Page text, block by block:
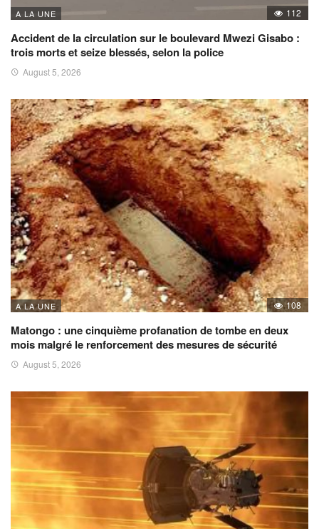
A LA UNE 112
Accident de la circulation sur le boulevard Mwezi Gisabo :
trois morts et seize blessés, selon la police
August 5, 2026
A LA UNE 108
Matongo : une cinquième profanation de tombe en deux
mois malgré le renforcement des mesures de sécurité
August 5, 2026